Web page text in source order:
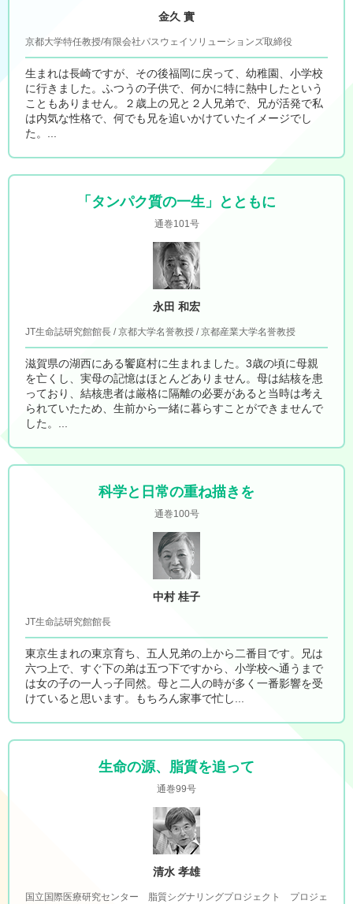
金久 實
京都大学特任教授/有限会社パスウェイソリューションズ取締役
生まれは長崎ですが、その後福岡に戻って、幼稚園、小学校
に行きました。ふつうの子供で、何かに特に熱中したという
こともありません。２歳上の兄と２人兄弟で、兄が活発で私
は内気な性格で、何でも兄を追いかけていたイメージでし
た。...
「タンパク質の一生」とともに
通巻101号
永田 和宏
JT生命誌研究館館長 / 京都大学名誉教授 / 京都産業大学名誉教授
滋賀県の湖西にある饗庭村に生まれました。3歳の頃に母親
を亡くし、実母の記憶はほとんどありません。母は結核を患
っており、結核患者は厳格に隔離の必要があると当時は考え
られていたため、生前から一緒に暮らすことができませんで
した。...
科学と日常の重ね描きを
通巻100号
中村 桂子
JT生命誌研究館館長
東京生まれの東京育ち、五人兄弟の上から二番目です。兄は
六つ上で、すぐ下の弟は五つ下ですから、小学校へ通うまで
は女の子の一人っ子同然。母と二人の時が多く一番影響を受
けていると思います。もちろん家事で忙し...
生命の源、脂質を追って
通巻99号
清水 孝雄
国立国際医療研究センター 脂質シグナリングプロジェクト プロジェ